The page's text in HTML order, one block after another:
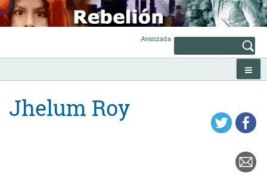
Skip
to
content
Avanzada
Jhelum Roy